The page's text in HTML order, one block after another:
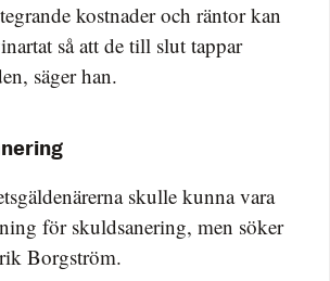
kostnader och räntor kan
så att de till slut tappar
säger han.
skulle kunna vara
för skuldsanering, men söker
Borgström.